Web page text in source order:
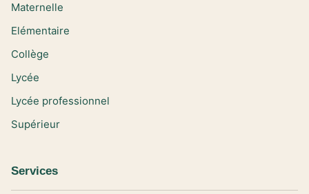
Maternelle
Elémentaire
Collège
Lycée
Lycée professionnel
Supérieur
Services